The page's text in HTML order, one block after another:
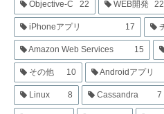
Objective-C 22 WEB開発 22
iPhoneアプリ 17
Amazon Web Services 15
その他 10 Androidアプリ
Linux 8 Cassandra 7